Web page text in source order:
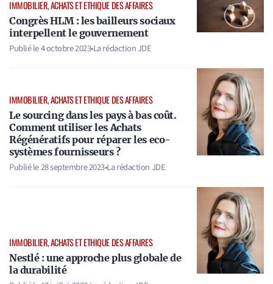
IMMOBILIER, ACHATS ET ETHIQUE DES AFFAIRES
Congrès HLM : les bailleurs sociaux
interpellent le gouvernement
Publié le4 octobre 2023•La rédaction JDE
IMMOBILIER, ACHATS ET ETHIQUE DES AFFAIRES
Le sourcing dans les pays à bas coût.
Comment utiliser les Achats
Régénératifs pour réparer les eco-
systèmes fournisseurs ?
Publié le28 septembre 2023•La rédaction JDE
IMMOBILIER, ACHATS ET ETHIQUE DES AFFAIRES
Nestlé : une approche plus globale de
la durabilité